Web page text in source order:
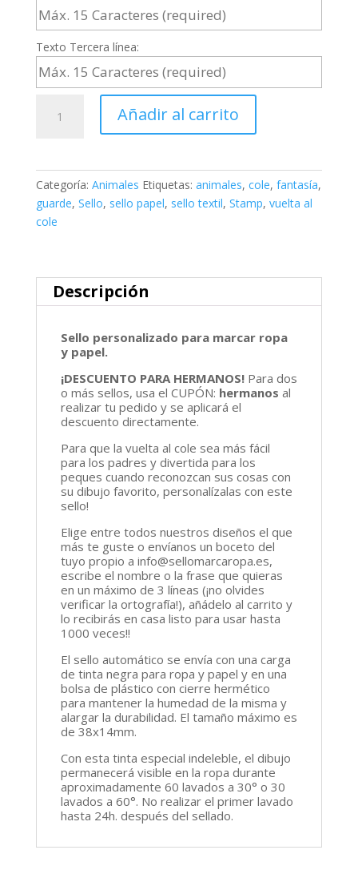
Texto Tercera línea:
cantidad
Añadir al carrito
Categoría: Animales Etiquetas: animales, cole, fantasía,
guarde, Sello, sello papel, sello textil, Stamp, vuelta al
cole
Descripción
Sello personalizado para marcar ropa
y papel.
¡DESCUENTO PARA HERMANOS!Para dos
o más sellos, usa el CUPÓN: hermanos al
realizar tu pedido y se aplicará el
descuento directamente.
Para que la vuelta al cole sea más fácil
para los padres y divertida para los
peques cuando reconozcan sus cosas con
su dibujo favorito, personalízalas con este
sello!
Elige entre todos nuestros diseños el que
más te guste o envíanos un boceto del
tuyo propio a info@sellomarcaropa.es,
escribe el nombre o la frase que quieras
en un máximo de 3 líneas (¡no olvides
verificar la ortografía!), añádelo al carrito y
lo recibirás en casa listo para usar hasta
1000 veces!!
El sello automático se envía con una carga
de tinta negra para ropa y papel y en una
bolsa de plástico con cierre hermético
para mantener la humedad de la misma y
alargar la durabilidad. El tamaño máximo es
de 38x14mm.
Con esta tinta especial indeleble, el dibujo
permanecerá visible en la ropa durante
aproximadamente 60 lavados a 30° o 30
lavados a 60°. No realizar el primer lavado
hasta 24h. después del sellado.